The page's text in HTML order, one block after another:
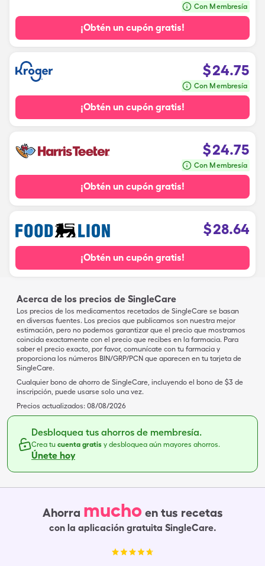
Con Membresía
¡Obtén un cupón gratis!
$24.75
Con Membresía
¡Obtén un cupón gratis!
$24.75
Con Membresía
¡Obtén un cupón gratis!
$28.64
¡Obtén un cupón gratis!
Acerca de los precios de SingleCare
Los precios de los medicamentos recetados de SingleCare se basan
en diversas fuentes. Los precios que publicamos son nuestra mejor
estimación, pero no podemos garantizar que el precio que mostramos
coincida exactamente con el precio que recibes en la farmacia. Para
saber el precio exacto, por favor, comunícate con tu farmacia y
proporciona los números BIN/GRP/PCN que aparecen en tu tarjeta de
SingleCare.
Cualquier bono de ahorro de SingleCare, incluyendo el bono de $3 de
inscripción, puede usarse solo una vez.
Precios actualizados: 08/08/2026
Desbloquea tus ahorros de membresía.
Crea tu cuenta gratis y desbloquea aún mayores ahorros.
Únete hoy
Ahorra mucho en tus recetas
con la aplicación gratuita SingleCare.